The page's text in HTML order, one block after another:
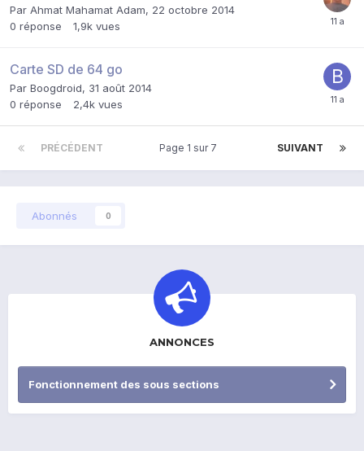
Par Ahmat Mahamat Adam, 22 octobre 2014
0 réponse 1,9k vues
Carte SD de 64 go
Par Boogdroid, 31 août 2014
0 réponse 2,4k vues
PRÉCÉDENT SUIVANT
Page 1 sur 7
Abonnés 0
ANNONCES
Fonctionnement des sous sections